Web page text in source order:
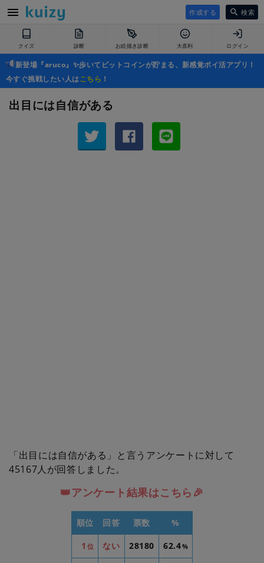
作成する 検索
クイズ 診断 お絵描き診断 大喜利 ログイン
新登場『aruco』✨歩いてビットコインが貯まる、新感覚ポイ活アプリ！
今すぐ挑戦したい人はこちら ！
出目には自信がある
「出目には自信がある」と言うアンケートに対して
45167人が回答しました。
👑アンケート結果はこちら🎉
順位 回答 票数 %
1 位 ない 28180 62.4%